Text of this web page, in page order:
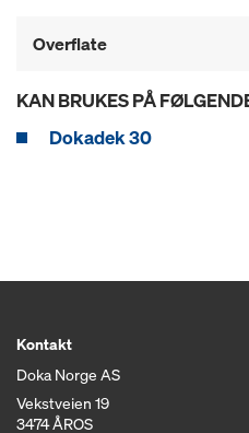
Overflate
KAN BRUKES PÅ
Dokadek 30
Kontakt
Doka Norge AS
Vekstveien 19
3474 ÅROS